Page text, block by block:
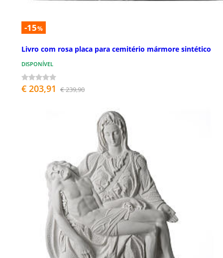
-15%
Livro com rosa placa para cemitério mármore sintético
DISPONÍVEL
€ 203,91 € 239,90